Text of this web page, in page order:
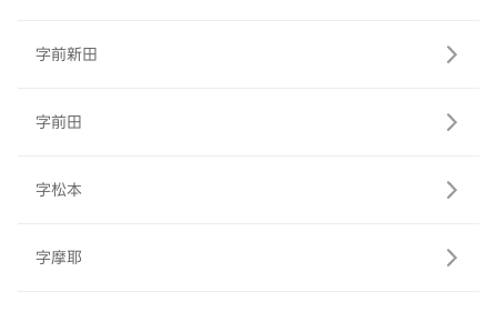
字前新田
字前田
字松本
字摩耶